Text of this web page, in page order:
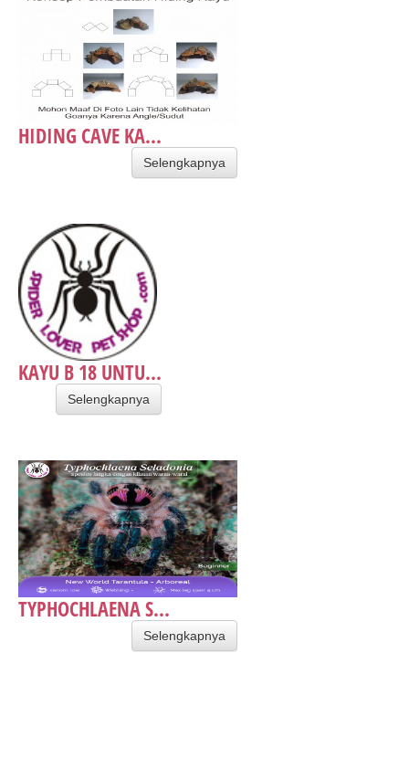
HIDING CAVE KA...
Selengkapnya
KAYU B 18 UNTU...
Selengkapnya
TYPHOCHLAENA S...
Selengkapnya